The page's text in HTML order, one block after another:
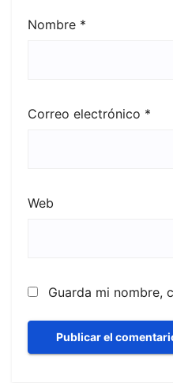
Nombre *
Correo electrónico *
Web
Guarda mi nombre,